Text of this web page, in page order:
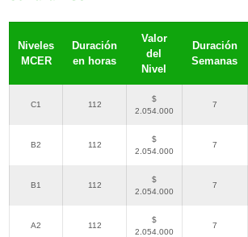
Niveles
MCER
Duración
en horas
Valor
del
Nivel
Duración
Semanas
C1 112
$
2.054.000
7
B2 112
$
2.054.000
7
B1 112
$
2.054.000
7
A2 112
$
2.054.000
7